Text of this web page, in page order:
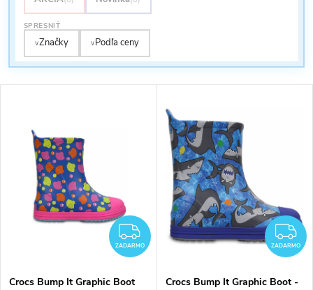
r
o
o
o
SPRESNIŤ
∨Značky ∨Podľa ceny
ZADARMO
ZADARMO
Crocs Bump It Graphic Boot
ZADARMO
Crocs Bump It Graphic Boot -